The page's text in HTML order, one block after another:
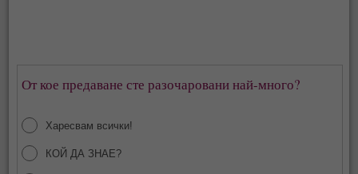
От кое предаване сте разочаровани най-много?
Харесвам всички!
КОЙ ДА ЗНАЕ?